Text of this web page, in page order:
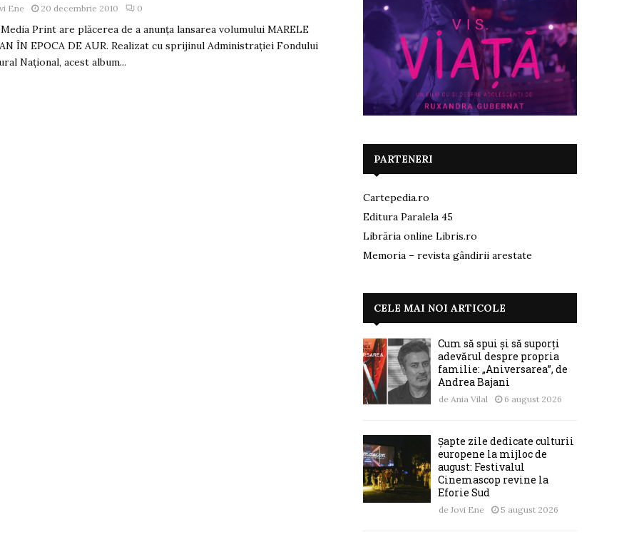
Ene 20 decembrie 2010 0
Print are plăcerea de a anunța lansarea volumului MARELE
ÎN EPOCA DE AUR. Realizat cu sprijinul Administrației Fondului
Național, acest album...
PARTENERI
Cartepedia.ro
Editura Paralela 45
Librăria online Libris.ro
Memoria – revista gândirii arestate
CELE MAI NOI ARTICOLE
Cum să spui și să suporți
adevărul despre propria
familie: „Aniversarea”, de
Andrea Bajani
de Ania Vilal 6 august 2026
Șapte zile dedicate culturii
europene la mijloc de
august: Festivalul
Cinemascop revine la
Eforie Sud
de Jovi Ene 5 august 2026